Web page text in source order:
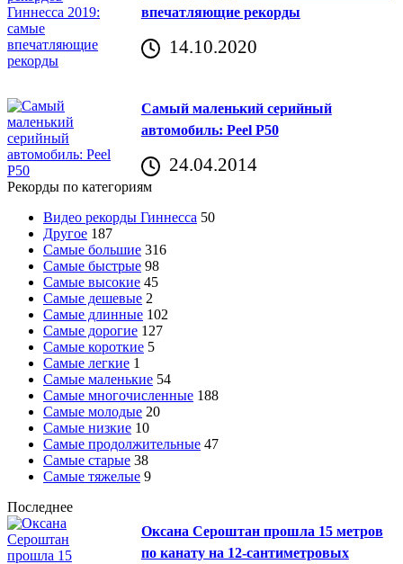
впечатляющие рекорды
14.10.2020
Самый маленький серийный
автомобиль: Peel P50
24.04.2014
Рекорды по категориям
Видео рекорды Гиннесса 50
Другое 187
Самые большие 316
Самые быстрые 98
Самые высокие 45
Самые дешевые 2
Самые длинные 102
Самые дорогие 127
Самые короткие 5
Самые легкие 1
Самые маленькие 54
Самые многочисленные 188
Самые молодые 20
Самые низкие 10
Самые продолжительные 47
Самые старые 38
Самые тяжелые 9
Последнее
Оксана Сероштан прошла 15 метров
по канату на 12-сантиметровых